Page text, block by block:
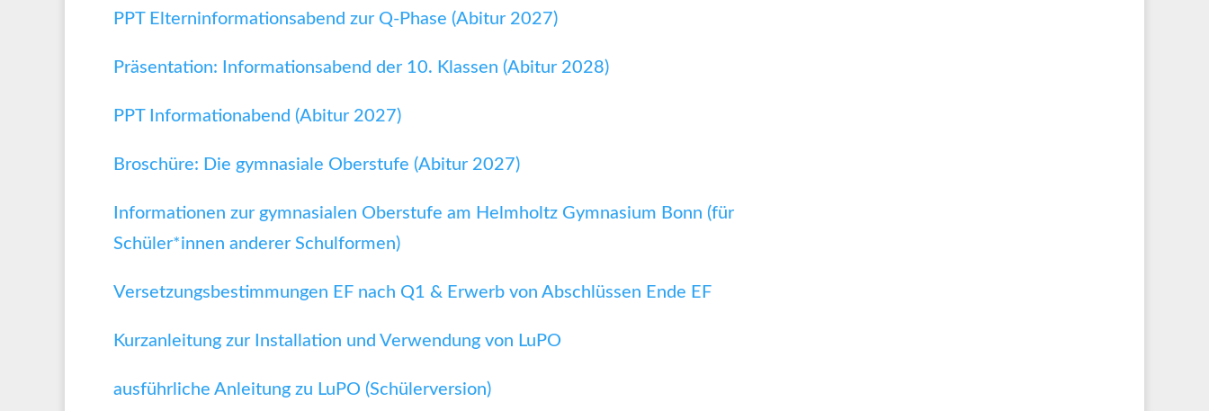
PPT Elterninformationsabend zur Q-Phase (Abitur 2027)
Präsentation: Informationsabend der 10. Klassen (Abitur 2028)
PPT Informationabend (Abitur 2027)
Broschüre: Die gymnasiale Oberstufe (Abitur 2027)
Informationen zur gymnasialen Oberstufe am Helmholtz Gymnasium Bonn (für
Schüler*innen anderer Schulformen)
Versetzungsbestimmungen EF nach Q1 & Erwerb von Abschlüssen Ende EF
Kurzanleitung zur Installation und Verwendung von LuPO
ausführliche Anleitung zu LuPO (Schülerversion)